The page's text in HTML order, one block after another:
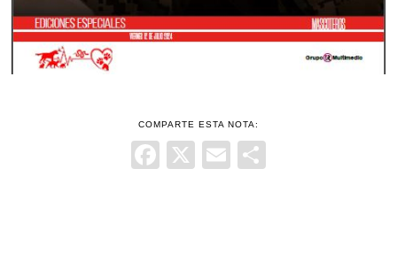
COMPARTE ESTA NOTA:
Facebook
X Email